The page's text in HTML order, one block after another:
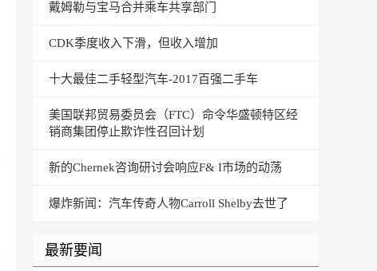
戴姆勒与宝马合并乘车共享部门
CDK季度收入下滑，但收入增加
十大最佳二手轻型汽车-2017百强二手车
美国联邦贸易委员会（FTC）命令华盛顿特区经
销商集团停止欺诈性召回计划
新的Chernek咨询研讨会响应F& I市场的动荡
爆炸新闻：汽车传奇人物Carroll Shelby去世了
最新要闻